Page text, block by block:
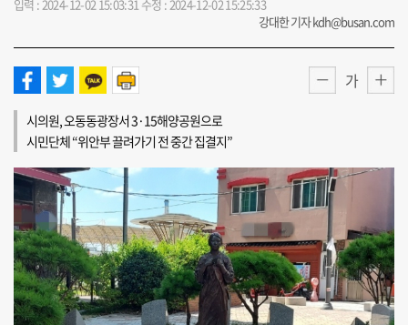
입력 : 2024-12-02 15:03:31 수정 : 2024-12-02 15:25:33
강대한 기자 kdh@busan.com
가
시의원, 오동동광장서 3·15해양공원으로
시민단체 “위안부 끌려가기 전 중간 집결지”